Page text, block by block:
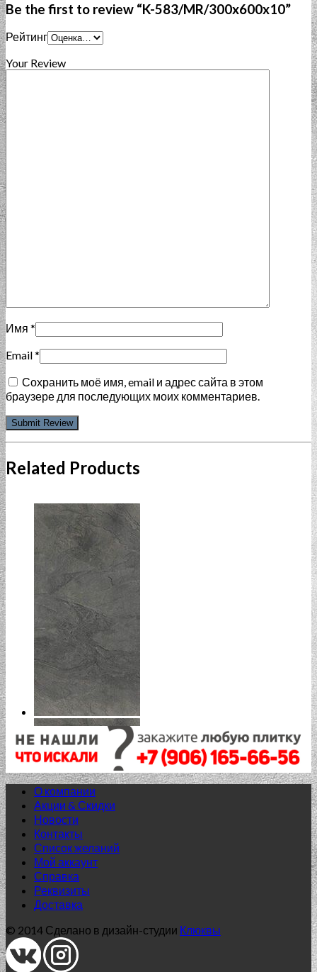
Be the first to review “K-583/MR/300x600x10”
Рейтинг
Your Review
Имя *
Email*
Сохранить моё имя, email и адрес сайта в этом
браузере для последующих моих комментариев.
Related Products
Нет в наличии
60*120
О компании
Акции & Скидки
Новости
Контакты
Список желаний
Мой аккаунт
Справка
Реквизиты
Доставка
© 2014 Сделано в дизайн-студии Клюквы